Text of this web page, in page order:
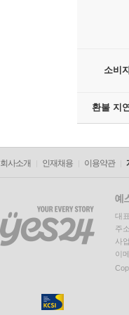
소비
환불 지
회사소개 인재채용 이용약관
대
주
사
이